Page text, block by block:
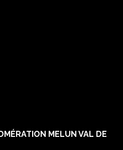
MELUN VAL DE